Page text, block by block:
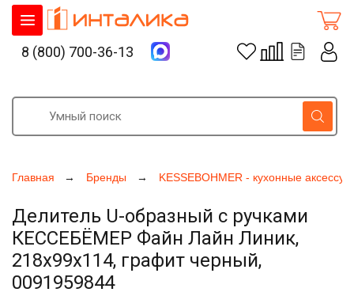
Главная Бренды KESSEBOHMER - кухонные
Делитель U-образный с ручками
КЕССЕБЁМЕР Файн Лайн Линик,
218x99x114, графит черный,
0091959844
8 (800) 700-36-13